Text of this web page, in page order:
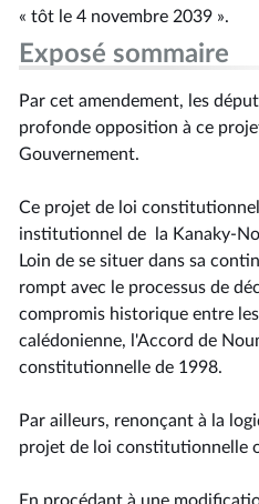
« tôt le 4 novembre 2039 ».
Exposé sommaire
Par cet amendement, les
profonde opposition à ce
Gouvernement.
Ce projet de loi
institutionnel de la Kanaky-
Loin de se situer dans sa
rompt avec le processus de
compromis historique entre
calédonienne, l'Accord de
constitutionnelle de 1998.
Par ailleurs, renonçant à la
projet de loi constitutionnelle